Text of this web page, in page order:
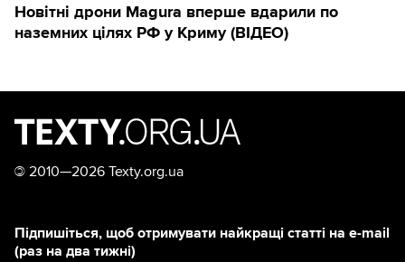
Новітні дрони Magura вперше вдарили по
наземних цілях РФ у Криму (ВІДЕО)
© 2010—2026 Texty.org.ua
Підпишіться, щоб отримувати найкращі статті на e-mail
(раз на два тижні)